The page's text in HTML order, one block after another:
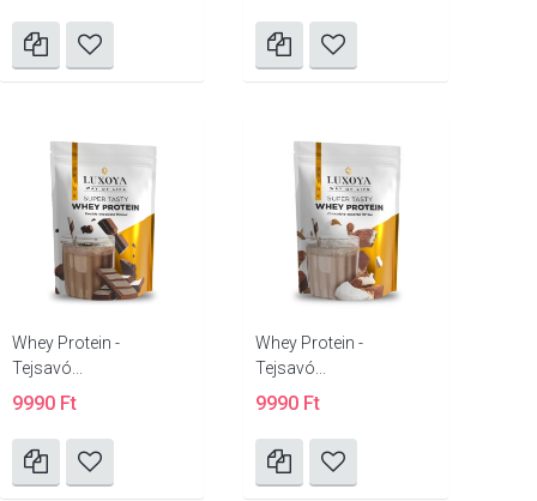
Whey Protein -
Tejsavó...
9990 Ft
Whey Protein -
Tejsavó...
9990 Ft